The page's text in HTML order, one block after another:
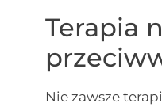
Terapia
Nie zawsze